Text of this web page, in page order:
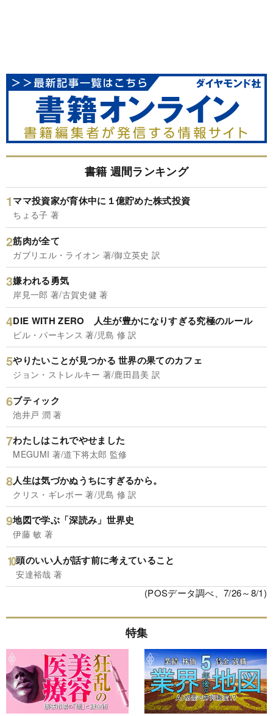
書籍 週間ランキング
ママ投資家が育休中に１億貯めた株式投資
ちょる子 著
筋肉が全て
ガブリエル・ライオン 著/御立英史 訳
嫌われる勇気
岸見一郎 著/古賀史健 著
DIE WITH ZERO 人生が豊かになりすぎる究極のルール
ビル・パーキンス 著/児島 修 訳
やりたいことが見つかる 世界の果てのカフェ
ジョン・ストレルキー 著/鹿田昌美 訳
ブティック
池井戸 潤 著
わたしはこれでやせました
MEGUMI 著/道下将太郎 監修
人生は気づかぬうちにすぎるから。
クリス・ギレボー 著/児島 修 訳
地図で学ぶ「深読み」世界史
伊藤 敏 著
頭のいい人が話す前に考えていること
安達裕哉 著
(POSデータ調べ、7/26～8/1)
特集